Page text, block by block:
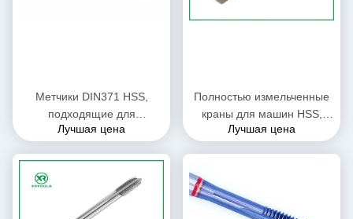
Метчики DIN371 HSS,
подходящие для
нарезания резьбы в стали,
металлах в условиях
промышленного
производства
Лучшая цена
Полностью измельченные
краны для машин HSS,
обеспечивающие точность
приложений резки нитей
Лучшая цена